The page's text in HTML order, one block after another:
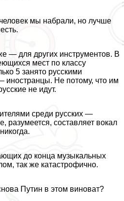
мы набрали, но лучше
— для других инструментов. В
мест по классу
5 занято русскими
иностранцы. Не потому, что им
не идут.
среди русских —
разумеется, составляет вокал
до конца музыкальных
так же катастрофично.
Путин в этом виноват?